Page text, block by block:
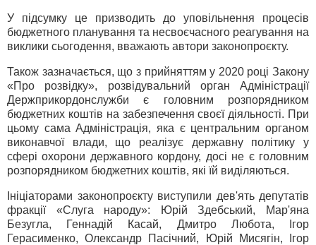
У підсумку це призводить до уповільнення процесів
бюджетного планування та несвоєчасного реагування на
виклики сьогодення, вважають автори законопроєкту.
Також зазначається, що з прийняттям у 2020 році Закону
«Про розвідку», розвідувальний орган Адміністрації
Держприкордонслужби є головним розпорядником
бюджетних коштів на забезпечення своєї діяльності. При
цьому сама Адміністрація, яка є центральним органом
виконавчої влади, що реалізує державну політику у
сфері охорони державного кордону, досі не є головним
розпорядником бюджетних коштів, які їй виділяються.
Ініціаторами законопроєкту виступили дев'ять депутатів
фракції «Слуга народу»: Юрій Здебський, Мар'яна
Безугла, Геннадій Касай, Дмитро Любота, Ігор
Герасименко, Олександр Пасічний, Юрій Мисягін, Ігор